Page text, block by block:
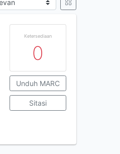
Ketersediaan
0
Unduh MARC
Sitasi